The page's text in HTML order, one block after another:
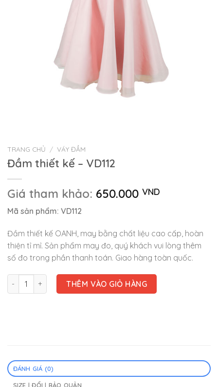
TRANG CHỦ / VÁY ĐẦM
Đầm thiết kế – VD112
Giá tham khảo: 650.000 VND
Mã sản phẩm: VD112
Đầm thiết kế OANH, may bằng chất liệu cao cấp, hoàn
thiện tỉ mỉ. Sản phẩm may đo, quý khách vui lòng thêm
số đo trong phần thanh toán. Giao hàng toàn quốc.
Đầm thiết kế - VD112 số lượngTHÊM VÀO GIỎ HÀNG
ĐÁNH GIÁ (0)
SIZE | ĐỔI | BẢO QUẢN